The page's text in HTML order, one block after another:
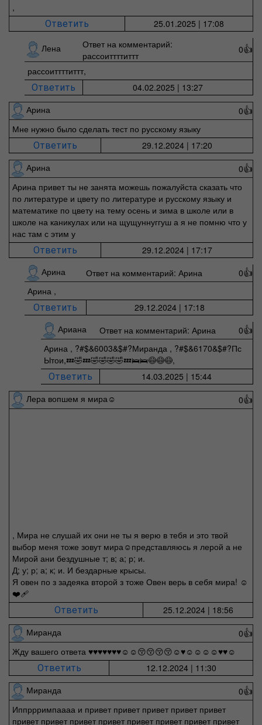
,
Ответить 25.01.2025 | 17:08
Лена
Ответ на комментарий:
рассоиттттиттт
0👍
рассоиттттиттт,
Ответить
04.02.2025 | 13:27
Арина
0👍
Мне нужно было сделать тест по русскому языку
Ответить
29.12.2024 | 17:20
Арина
0👍
Арина привет ты не занята можешь пожалуйста сказать что
по литературе и цвету по литературе и русскому языку и
математике по цвету на тему осень и зима в школе или в
школе на каникулах или на щущуннуггуш а я не помню что у
нас там с этим у
Ответить
29.12.2024 | 17:17
Арина
Ответ на комментарий: Арина 0👍
Арина ,
Ответить
29.12.2024 | 17:18
Ариана
Ответ на комментарий: Арина 0👍
Арина , ?#$&6003&$#?Миранда , ?#$&6170&$#?Пс
Ытои,💤🤣💤🤣🤣🤣🤣💤🛌🛌😷😷😷,
Ответить
14.03.2025 | 15:44
Лера вопшем я мира☺️
0👍
, Мира не слушай их они не ты я верю в тебя и это твой
выбор меня тоже зовут мира☺️представляюсь я лерой а не
Мирой ани бездушные т; в; а; р; и.
Д; у; р; а; к; и. И бездарные крысы.
Я овен по з задеяка второй з тоже Овен верь в себя мира! ☺️
❤️‍🩹
Ответить
25.12.2024 | 18:56
Миранда
0👍
Жду вашего ответа ♥️♥️♥️♥️♥️♥️♥️☺️☺️😚😚😚😚☺️♥️☺️☺️☺️☺️♥️♥️☺️
Ответить
12.12.2024 | 11:30
Миранда
0👍
Иппррримпаааа и привет привет привет привет привет
привет привет привет привет привет привет привет привет